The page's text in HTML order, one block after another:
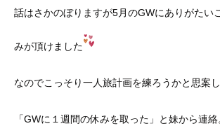
話はさかのぼりますが5月のGWにありがたい
みが頂けました
なのでこっそり一人旅計画を練ろうかと思案
「GWに１週間の休みを取った」と妹から連絡